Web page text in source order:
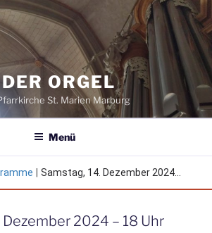
ORGEL
St. Marien Marburg
Menü
Samstag, 14. Dezember 2024...
Dezember 2024 – 18 Uhr